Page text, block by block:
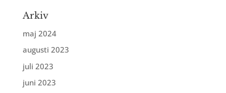
Arkiv
maj 2024
augusti 2023
juli 2023
juni 2023